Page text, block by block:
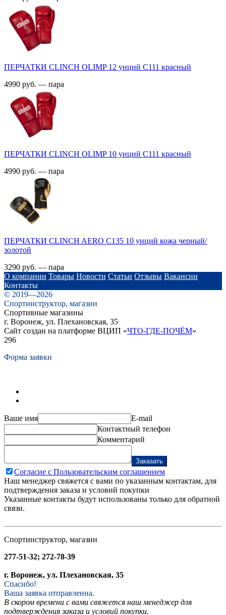
ПЕРЧАТКИ CLINCH OLIMP 12 унций С111 красный
4990 руб. — пара
ПЕРЧАТКИ CLINCH OLIMP 10 унций С111 красный
4990 руб. — пара
ПЕРЧАТКИ CLINCH AERO C135 10 унций кожа черный/
золотой
3290 руб. — пара
О компании Товары Новости Статьи Отзывы Вакансии
Контакты
© 2019—2026
Спортинструктор, магазин
Спортивные магазины
г. Воронеж, ул. Плехановская, 35
Сайт создан на платформе ВЦИП «ЧТО-ГДЕ-ПОЧЁМ»
296
Форма заявки
Ваше имя
E-mail
Контактный телефон
Комментарий
Заказать
Согласие с Пользовательским соглашением
Наш менеджер свяжется с вами по указанным контактам, для
подтверждения заказа и условий покупки
Указанные контакты будут использованы только для обратной
связи.
Спортинструктор, магазин
277-51-32; 272-78-39
г. Воронеж, ул. Плехановская, 35
Спасибо!
Ваша заявка отправленна.
В скором времени с вами свяжется наш менеджер для
подтверждения заказа и условий покупки.